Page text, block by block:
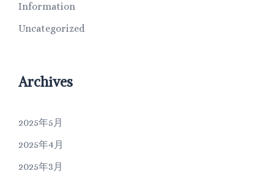
Information
Uncategorized
Archives
2025年5月
2025年4月
2025年3月